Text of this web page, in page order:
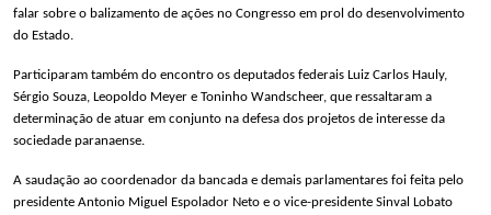
falar sobre o balizamento de ações no Congresso em prol do desenvolvimento
do Estado.
Participaram também do encontro os deputados federais Luiz Carlos Hauly,
Sérgio Souza, Leopoldo Meyer e Toninho Wandscheer, que ressaltaram a
determinação de atuar em conjunto na defesa dos projetos de interesse da
sociedade paranaense.
A saudação ao coordenador da bancada e demais parlamentares foi feita pelo
presidente Antonio Miguel Espolador Neto e o vice-presidente Sinval Lobato